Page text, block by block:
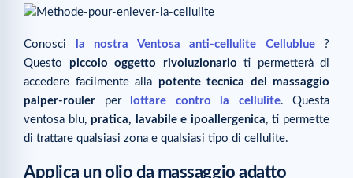
Conosci la nostra Ventosa anti-cellulite Cellublue ?
Questo piccolo oggetto rivoluzionario ti permetterà di
accedere facilmente alla potente tecnica del massaggio
palper-rouler per ottare contro la cellulite. Questa
ventosa blu, pratica, lavabile e ipoallergenica, ti permette
di trattare qualsiasi zona e qualsiasi tipo di cellulite.
Applica un olio da massaggio adatto